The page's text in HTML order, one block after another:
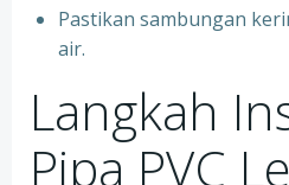
Pastikan sambungan
air.
Langkah
Pipa PVC